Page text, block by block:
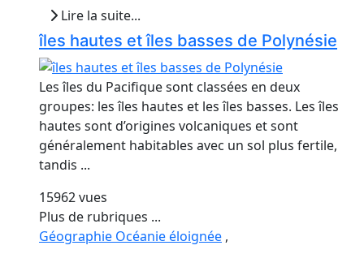
Lire la suite...
îles hautes et îles basses de Polynésie
Les îles du Pacifique sont classées en deux
groupes: les îles hautes et les îles basses. Les îles
hautes sont d’origines volcaniques et sont
généralement habitables avec un sol plus fertile,
tandis ...
15962 vues
Plus de rubriques ...
Géographie Océanie éloignée ,